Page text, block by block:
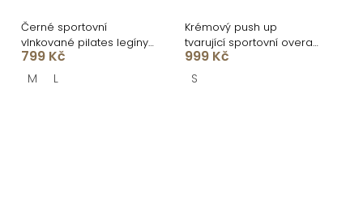
Černé sportovní
vlnkované pilates legíny
WEMIROS
799 Kč
M L
Krémový push up
tvarující sportovní overal
TERNIVA
999 Kč
S